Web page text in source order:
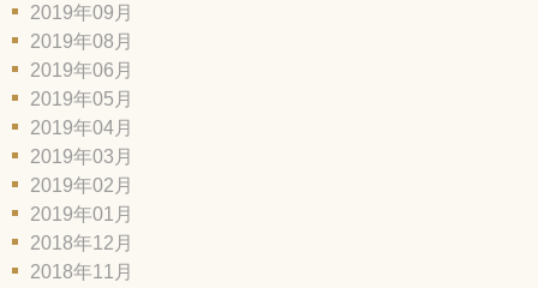
2019年09月
2019年08月
2019年06月
2019年05月
2019年04月
2019年03月
2019年02月
2019年01月
2018年12月
2018年11月